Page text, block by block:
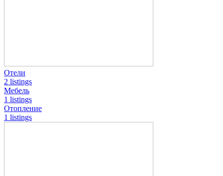
Отели
2 listings
Мебель
1 listings
Отопление
1 listings